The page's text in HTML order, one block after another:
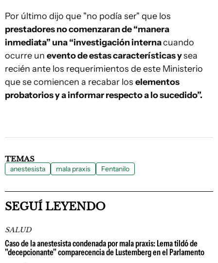
Por último dijo que "no podía ser" que los
prestadores no comenzaran de “manera
inmediata” una “investigación internacuando
ocurre un evento de estas características ysea
recién ante los requerimientos de este Ministerio
que se comiencen a recabar los elementos
probatorios y a informar respecto a lo sucedido”.
TEMAS
anestesista mala praxis Fentanilo
SEGUÍ LEYENDO
SALUD
Caso de la anestesista condenada por mala praxis: Lema tildó de
"decepcionante" comparecencia de Lustemberg en el Parlamento